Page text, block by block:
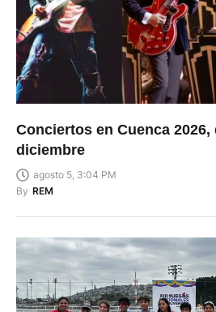
Conciertos en Cuenca 2026,
diciembre
agosto 5, 3:04 PM
By REM